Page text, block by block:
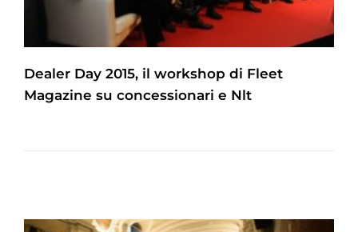
Dealer Day 2015, il workshop di Fleet
Magazine su concessionari e Nlt